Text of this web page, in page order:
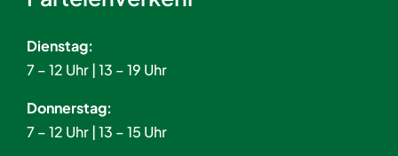
Dienstag:
7 – 12 Uhr | 13 – 19 Uhr
Donnerstag:
7 – 12 Uhr | 13 – 15 Uhr